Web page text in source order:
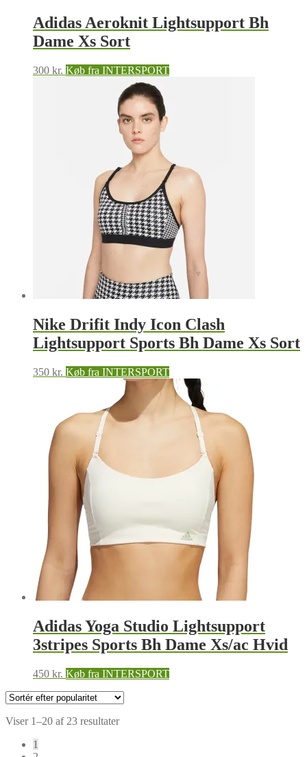
Adidas Aeroknit Lightsupport Bh
Dame Xs Sort
300 kr. Køb fra INTERSPORT
Nike Drifit Indy Icon Clash
Lightsupport Sports Bh Dame Xs Sort
350 kr. Køb fra INTERSPORT
Adidas Yoga Studio Lightsupport
3stripes Sports Bh Dame Xs/ac Hvid
450 kr. Køb fra INTERSPORT
Viser 1–20 af 23 resultaterSorteret
1